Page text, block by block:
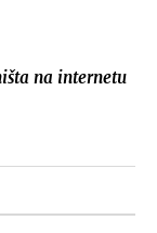
na internetu